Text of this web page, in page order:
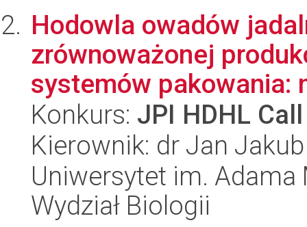
Hodowla owadów
zrównoważonej
systemów pakowania:
Konkurs: JPI HDHL
Kierownik: dr Jan
Uniwersytet im.
Wydział Biologii